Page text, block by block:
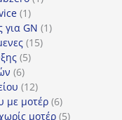
11
προϊόν
για GN 11
1515
55
66
προϊόντα
1212
προϊόντα
με μοτέρ 66
προϊόντα
μοτέρ 55